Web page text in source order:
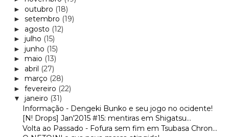
► outubro (18)
► setembro (19)
► agosto (12)
► julho (15)
► junho (15)
► maio (13)
► abril (27)
► março (28)
► fevereiro (22)
▼ janeiro (31)
Informação - Dengeki Bunko e seu jogo no ocidente!
[N! Drops] Jan'2015 #15: mentiras em Shigatsu...
Volta ao Passado - Fofura sem fim em Tsubasa Chron...